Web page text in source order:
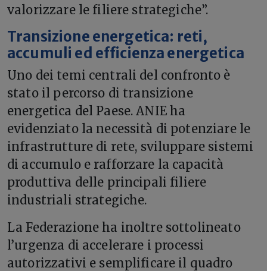
valorizzare le filiere strategiche”.
Transizione energetica: reti,
accumuli ed efficienza energetica
Uno dei temi centrali del confronto è
stato il percorso di transizione
energetica del Paese. ANIE ha
evidenziato la necessità di potenziare le
infrastrutture di rete, sviluppare sistemi
di accumulo e rafforzare la capacità
produttiva delle principali filiere
industriali strategiche.
La Federazione ha inoltre sottolineato
l’urgenza di accelerare i processi
autorizzativi e semplificare il quadro